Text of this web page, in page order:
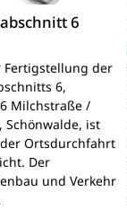
6
Fertigstellung der
6,
Milchstraße /
ist
Ortsdurchfahrt
Der
und Verkehr